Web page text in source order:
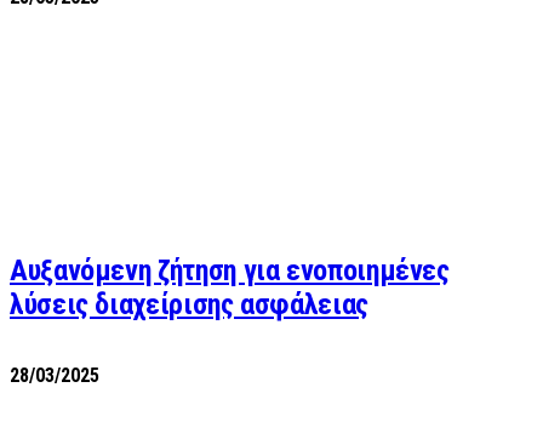
Αυξανόμενη ζήτηση για ενοποιημένες
λύσεις διαχείρισης ασφάλειας
28/03/2025